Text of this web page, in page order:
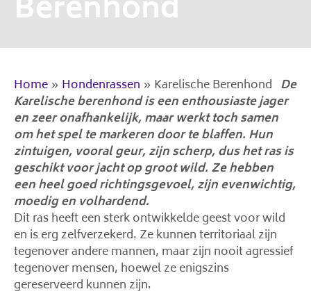
Berenhond
Home » Hondenrassen » Karelische Berenhond De
Karelische berenhond is een enthousiaste jager
en zeer onafhankelijk, maar werkt toch samen
om het spel te markeren door te blaffen. Hun
zintuigen, vooral geur, zijn scherp, dus het ras is
geschikt voor jacht op groot wild. Ze hebben
een heel goed richtingsgevoel, zijn evenwichtig,
moedig en volhardend.
Dit ras heeft een sterk ontwikkelde geest voor wild
en is erg zelfverzekerd. Ze kunnen territoriaal zijn
tegenover andere mannen, maar zijn nooit agressief
tegenover mensen, hoewel ze enigszins
gereserveerd kunnen zijn.